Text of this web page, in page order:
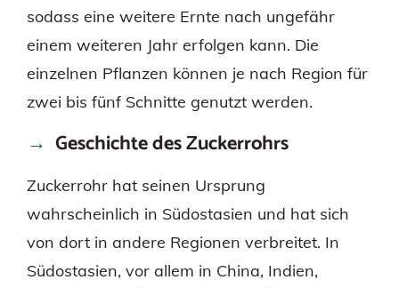
sodass eine weitere Ernte nach ungefähr
einem weiteren Jahr erfolgen kann. Die
einzelnen Pflanzen können je nach Region für
zwei bis fünf Schnitte genutzt werden.
Geschichte des Zuckerrohrs
Zuckerrohr hat seinen Ursprung
wahrscheinlich in Südostasien und hat sich
von dort in andere Regionen verbreitet. In
Südostasien, vor allem in China, Indien,